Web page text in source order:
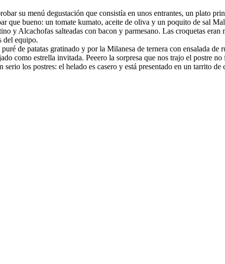
su menú degustación que consistía en unos entrantes, un plato
que bueno: un tomate kumato, aceite de oliva y un poquito de sal
Alcachofas salteadas con bacon y parmesano. Las croquetas eran
del equipo.
de patatas gratinado y por la Milanesa de ternera con ensalada de
como estrella invitada. Peeero la sorpresa que nos trajo el postre
los postres: el helado es casero y está presentado en un tarrito de